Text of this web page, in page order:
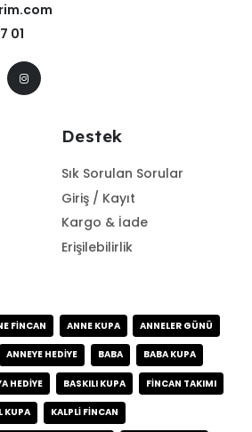
01
Destek
Sık Sorulan Sorular
Giriş / Kayıt
Kargo & İade
Erişilebilirlik
FINCAN ANNE KUPA ANNELER GÜNÜ
ANNEYE HEDIYE BABA BABA KUPA
HEDIYE BASKILI KUPA FINCAN TAKIMI
KUPA KALPLI FINCAN